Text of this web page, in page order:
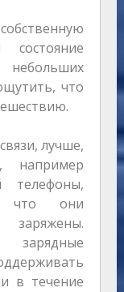
что
лучше,
например
телефоны,
что они
зарядные
в течение